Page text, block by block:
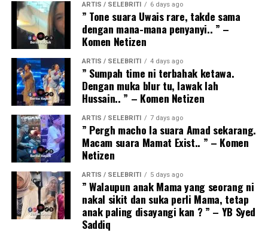
ARTIS / SELEBRITI 6 days ago
” Tone suara Uwais rare, takde sama
dengan mana-mana penyanyi.. ” –
Komen Netizen
ARTIS / SELEBRITI 4 days ago
” Sumpah time ni terbahak ketawa.
Dengan muka blur tu, lawak lah
Hussain.. ” – Komen Netizen
ARTIS / SELEBRITI 7 days ago
” Pergh macho la suara Amad sekarang.
Macam suara Mamat Exist.. ” – Komen
Netizen
ARTIS / SELEBRITI 5 days ago
” Walaupun anak Mama yang seorang ni
nakal sikit dan suka perli Mama, tetap
anak paling disayangi kan ? ” – YB Syed
Saddiq